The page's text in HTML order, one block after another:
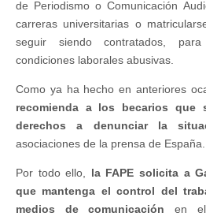
de Periodismo o Comunicación
carreras universitarias o
seguir siendo contratados,
condiciones laborales abusivas.
Como ya ha hecho en anteriores
recomienda a los becarios que
derechos a denunciar la
asociaciones de la prensa de España.
Por todo ello, la FAPE solicita a
que mantenga el control del
medios de comunicación en el